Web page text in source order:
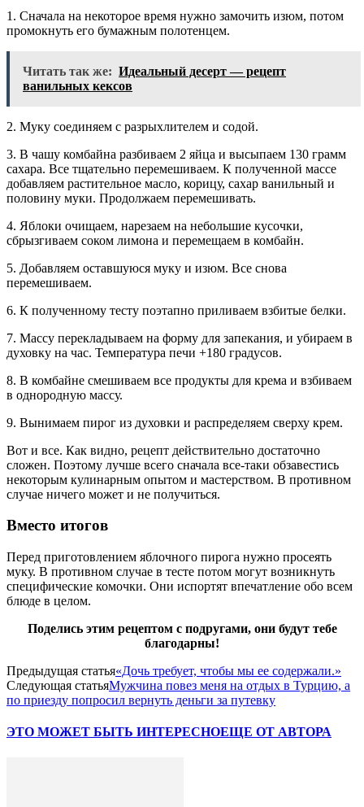
1. Сначала на некоторое время нужно замочить изюм, потом
промокнуть его бумажным полотенцем.
Читать так же: Идеальный десерт — рецепт
ванильных кексов
2. Муку соединяем с разрыхлителем и содой.
3. В чашу комбайна разбиваем 2 яйца и высыпаем 130 грамм
сахара. Все тщательно перемешиваем. К полученной массе
добавляем растительное масло, корицу, сахар ванильный и
половину муки. Продолжаем перемешивать.
4. Яблоки очищаем, нарезаем на небольшие кусочки,
сбрызгиваем соком лимона и перемещаем в комбайн.
5. Добавляем оставшуюся муку и изюм. Все снова
перемешиваем.
6. К полученному тесту поэтапно приливаем взбитые белки.
7. Массу перекладываем на форму для запекания, и убираем в
духовку на час. Температура печи +180 градусов.
8. В комбайне смешиваем все продукты для крема и взбиваем
в однородную массу.
9. Вынимаем пирог из духовки и распределяем сверху крем.
Вот и все. Как видно, рецепт действительно достаточно
сложен. Поэтому лучше всего сначала все-таки обзавестись
некоторым кулинарным опытом и мастерством. В противном
случае ничего может и не получиться.
Вместо итогов
Перед приготовлением яблочного пирога нужно просеять
муку. В противном случае в тесте потом могут возникнуть
специфические комочки. Они испортят впечатление обо всем
блюде в целом.
Поделись этим рецептом с подругами, они будут тебе
благодарны!
Предыдущая статья«Дочь требует, чтобы мы ее содержали.»
Следующая статьяМужчина повез меня на отдых в Турцию, а
по приезду попросил вернуть деньги за путевку
ЭТО МОЖЕТ БЫТЬ ИНТЕРЕСНОЕЩЕ ОТ АВТОРА